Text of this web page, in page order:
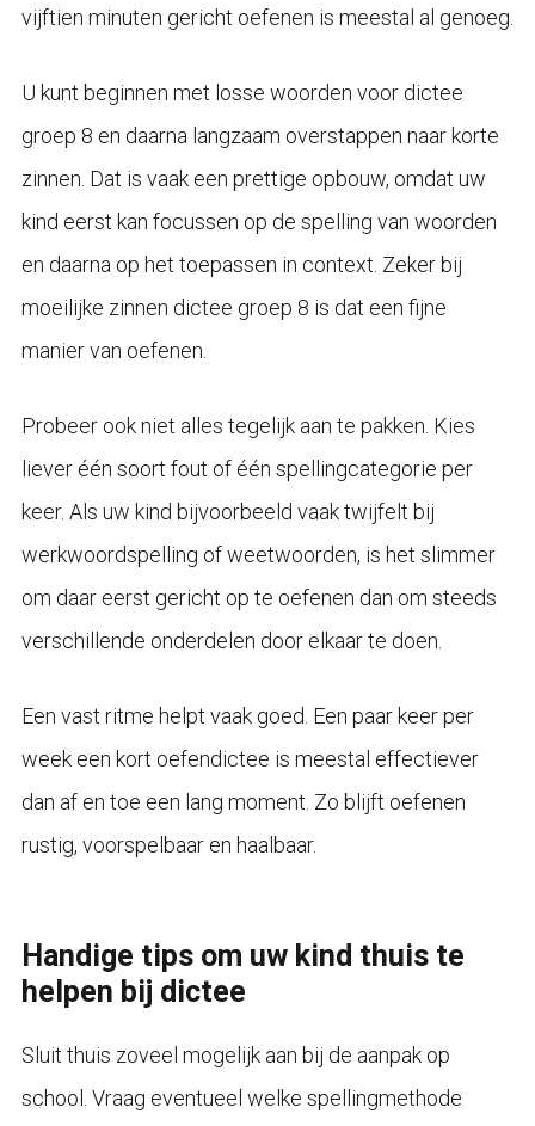
vijftien minuten gericht oefenen is meestal al genoeg.
U kunt beginnen met losse woorden voor dictee
groep 8 en daarna langzaam overstappen naar korte
zinnen. Dat is vaak een prettige opbouw, omdat uw
kind eerst kan focussen op de spelling van woorden
en daarna op het toepassen in context. Zeker bij
moeilijke zinnen dictee groep 8 is dat een fijne
manier van oefenen.
Probeer ook niet alles tegelijk aan te pakken. Kies
liever één soort fout of één spellingcategorie per
keer. Als uw kind bijvoorbeeld vaak twijfelt bij
werkwoordspelling of weetwoorden, is het slimmer
om daar eerst gericht op te oefenen dan om steeds
verschillende onderdelen door elkaar te doen.
Een vast ritme helpt vaak goed. Een paar keer per
week een kort oefendictee is meestal effectiever
dan af en toe een lang moment. Zo blijft oefenen
rustig, voorspelbaar en haalbaar.
Handige tips om uw kind thuis te
helpen bij dictee
Sluit thuis zoveel mogelijk aan bij de aanpak op
school. Vraag eventueel welke spellingmethode